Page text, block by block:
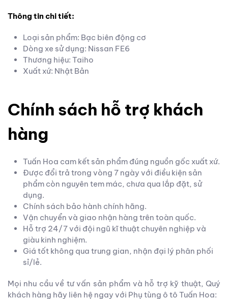
Thông tin chi tiết:
Loại sản phẩm: Bạc biên động cơ
Dòng xe sử dụng: Nissan FE6
Thương hiệu: Taiho
Xuất xứ: Nhật Bản
Chính sách hỗ trợ khách
hàng
Tuấn Hoa cam kết sản phẩm đúng nguồn gốc xuất xứ.
Được đổi trả trong vòng 7 ngày với điều kiện sản
phẩm còn nguyên tem mác, chưa qua lắp đặt, sử
dụng.
Chính sách bảo hành chính hãng.
Vận chuyển và giao nhận hàng trên toàn quốc.
Hỗ trợ 24/7 với đội ngũ kĩ thuật chuyên nghiệp và
giàu kinh nghiệm.
Giá tốt không qua trung gian, nhận đại lý phân phối
sỉ/lẻ.
Mọi nhu cầu về tư vấn sản phẩm và hỗ trợ kỹ thuật, Quý
khách hàng hãy liên hệ ngay với Phụ tùng ô tô Tuấn Hoa: